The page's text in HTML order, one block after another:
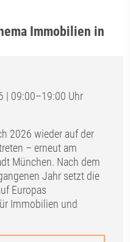
Immobilien in
| 09:00–19:00 Uhr
2026 wieder auf der
– erneut am
München. Nach dem
Jahr setzt die
Europas
Immobilien und